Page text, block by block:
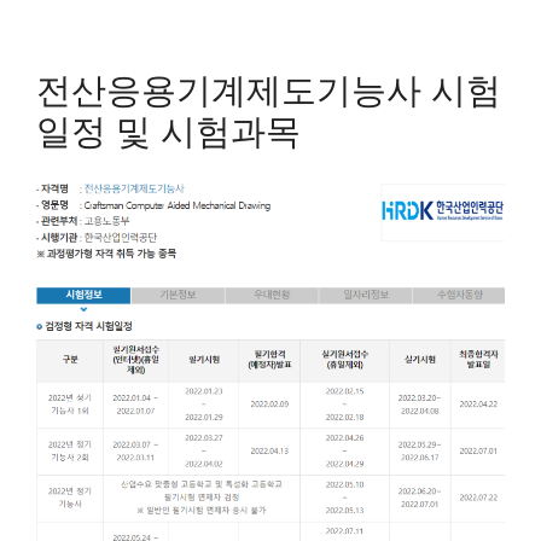
전산응용기계제도기능사 시험
일정 및 시험과목